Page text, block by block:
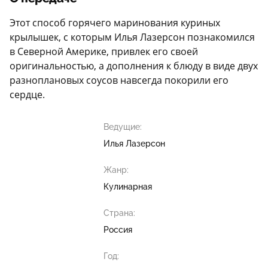
Этот способ горячего маринования куриных
крылышек, с которым Илья Лазерсон познакомился
в Северной Америке, привлек его своей
оригинальностью, а дополнения к блюду в виде двух
разноплановых соусов навсегда покорили его
сердце.
Ведущие:
Илья Лазерсон
Жанр:
Кулинарная
Страна:
Россия
Год: